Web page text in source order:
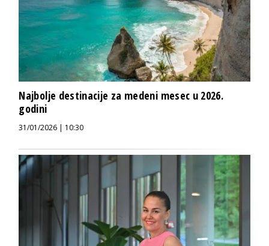
Najbolje destinacije za medeni mesec u 2026.
godini
31/01/2026 | 10:30